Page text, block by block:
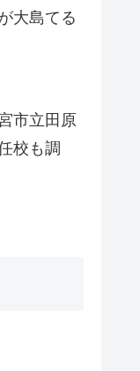
大島てる
市立田原
校も調